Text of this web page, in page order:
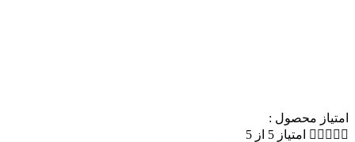
امتیاز محصول :
    
امتیاز 5 از 5